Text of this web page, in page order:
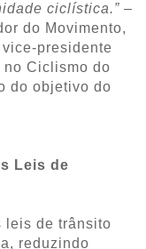
ciclística.” –
do Movimento,
presidente
no Ciclismo do
do objetivo do
Leis de
leis de trânsito
reduzindo